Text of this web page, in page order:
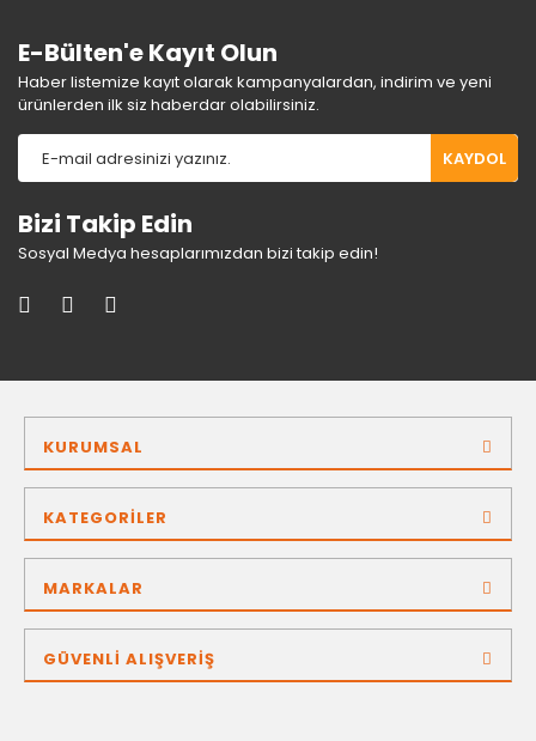
E-Bülten'e Kayıt Olun
Haber listemize kayıt olarak kampanyalardan, indirim ve yeni
ürünlerden ilk siz haberdar olabilirsiniz.
KAYDOL
Bizi Takip Edin
Sosyal Medya hesaplarımızdan bizi takip edin!
KURUMSAL
KATEGORİLER
MARKALAR
GÜVENLİ ALIŞVERİŞ